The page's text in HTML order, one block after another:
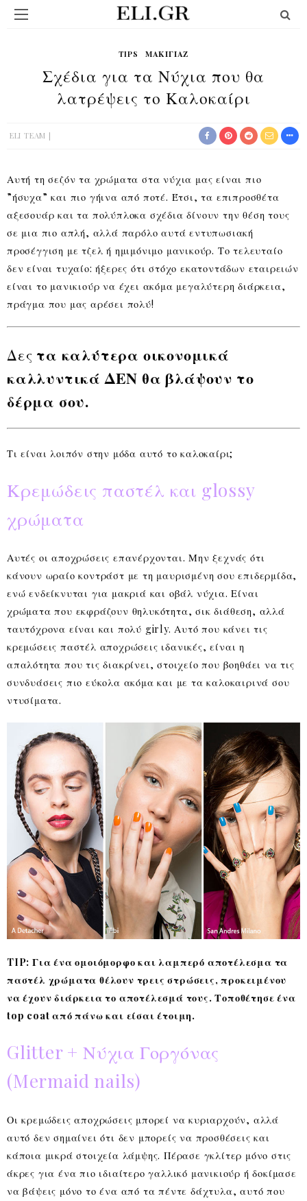
TIPS ΜΑΚΙΓΙΆΖ
Σχέδια για τα Νύχια που θα
λατρέψεις το Καλοκαίρι
ELI TEAM
Αυτή τη σεζόν τα χρώματα στα νύχια μας είναι πιο
”ήσυχα” και πιο γήινα από ποτέ. Έτσι, τα επιπροσθέτα
αξεσουάρ και τα πολύπλοκα σχέδια δίνουν την θέση τους
σε μια πιο απλή, αλλά παρόλο αυτά εντυπωσιακή
προσέγγιση με τζελ ή ημιμόνιμο μανικούρ. Το τελευταίο
δεν είναι τυχαίο: ήξερες ότι στόχο εκατοντάδων εταιρειών
είναι το μανικιούρ να έχει ακόμα μεγαλύτερη διάρκεια,
πράγμα που μας αρέσει πολύ!
Δες τα καλύτερα οικονομικά
καλλυντικά ΔΕΝ θα βλάψουν το
δέρμα σου.
Τι είναι λοιπόν στην μόδα αυτό το καλοκαίρι;
Κρεμώδεις παστέλ και glossy
χρώματα
Αυτές οι αποχρώσεις επανέρχονται. Μην ξεχνάς ότι
κάνουν ωραίο κοντράστ με τη μαυρισμένη σου επιδερμίδα,
ενώ ενδείκνυται για μακριά και οβάλ νύχια. Είναι
χρώματα που εκφράζουν θηλυκότητα, σικ διάθεση, αλλά
ταυτόχρονα είναι και πολύ girly. Αυτό που κάνει τις
κρεμώσεις παστέλ αποχρώσεις ιδανικές, είναι η
απαλότητα που τις διακρίνει, στοιχείο που βοηθάει να τις
συνδυάσεις πιο εύκολα ακόμα και με τα καλοκαιρινά σου
ντυσίματα.
TIP: Για ένα ομοιόμορφο και λαμπερό αποτέλεσμα τα
παστέλ χρώματα θέλουν τρεις στρώσεις, προκειμένου
να έχουν διάρκεια το αποτέλεσμά τους. Τοποθέτησε ένα
top coat από πάνω και είσαι έτοιμη.
Glitter + Νύχια Γοργόνας
(Mermaid nails)
Οι κρεμώδεις αποχρώσεις μπορεί να κυριαρχούν, αλλά
αυτό δεν σημαίνει ότι δεν μπορείς να προσθέσεις και
κάποια μικρά στοιχεία λάμψης. Πέρασε γκλίτερ μόνο στις
άκρες για ένα πιο ιδιαίτερο γαλλικό μανικιούρ ή δοκίμασε
να βάψεις μόνο το ένα από τα πέντε δάχτυλα, αυτό που